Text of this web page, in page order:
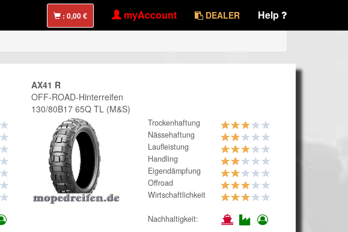
: myAccount DEALER Help
AX41 R
OFF-ROAD-Hinterreifen
130/80B17 65Q TL (M&S)
Trockenhaftung
Nässehaftung
Laufleistung
Handling
Eigendämpfung
Offroad
Wirtschaftlichkeit
Nachhaltigkeit: